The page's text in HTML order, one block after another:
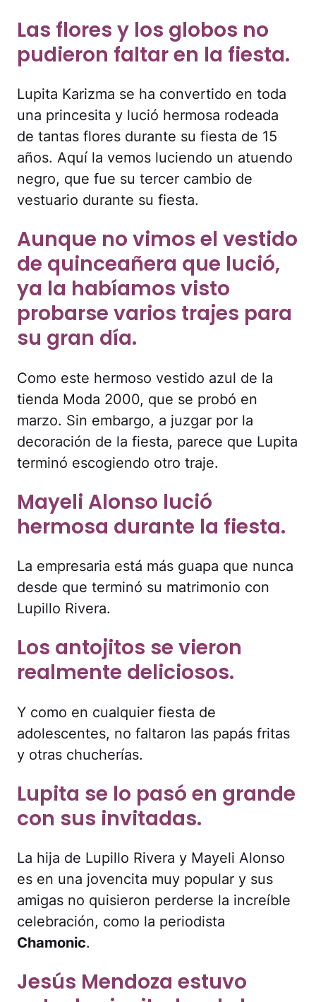
Las flores y los globos no
pudieron faltar en la fiesta.
Lupita Karizma se ha convertido en toda
una princesita y lució hermosa rodeada
de tantas flores durante su fiesta de 15
años. Aquí la vemos luciendo un atuendo
negro, que fue su tercer cambio de
vestuario durante su fiesta.
Aunque no vimos el vestido
de quinceañera que lució,
ya la habíamos visto
probarse varios trajes para
su gran día.
Como este hermoso vestido azul de la
tienda Moda 2000, que se probó en
marzo. Sin embargo, a juzgar por la
decoración de la fiesta, parece que Lupita
terminó escogiendo otro traje.
Mayeli Alonso lució
hermosa durante la fiesta.
La empresaria está más guapa que nunca
desde que terminó su matrimonio con
Lupillo Rivera.
Los antojitos se vieron
realmente deliciosos.
Y como en cualquier fiesta de
adolescentes, no faltaron las papás fritas
y otras chucherías.
Lupita se lo pasó en grande
con sus invitadas.
La hija de Lupillo Rivera y Mayeli Alonso
es en una jovencita muy popular y sus
amigas no quisieron perderse la increíble
celebración, como la periodista
Chamonic.
Jesús Mendoza estuvo